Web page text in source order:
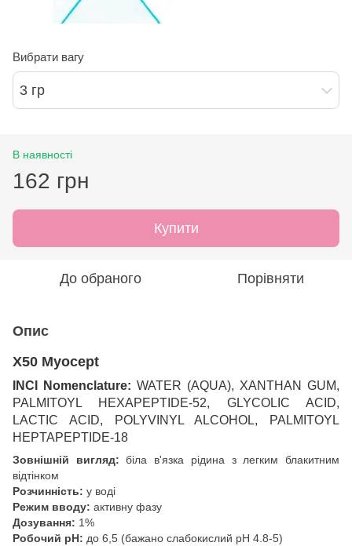
Вибрати вагу
3 гр
В наявності
162 грн
Купити
До обраного Порівняти
Опис
X50 Myocept
INCI Nomenclature: WATER (AQUA), XANTHAN GUM,
PALMITOYL HEXAPEPTIDE-52, GLYCOLIC ACID,
LACTIC ACID, POLYVINYL ALCOHOL, PALMITOYL
HEPTAPEPTIDE-18
Зовнішній вигляд: біла в'язка рідина з легким блакитним
відтінком
Розчинність: у воді
Режим вводу: активну фазу
Дозування: 1%
Робочий рН: до 6,5 (бажано слабокислий рН 4.8-5)